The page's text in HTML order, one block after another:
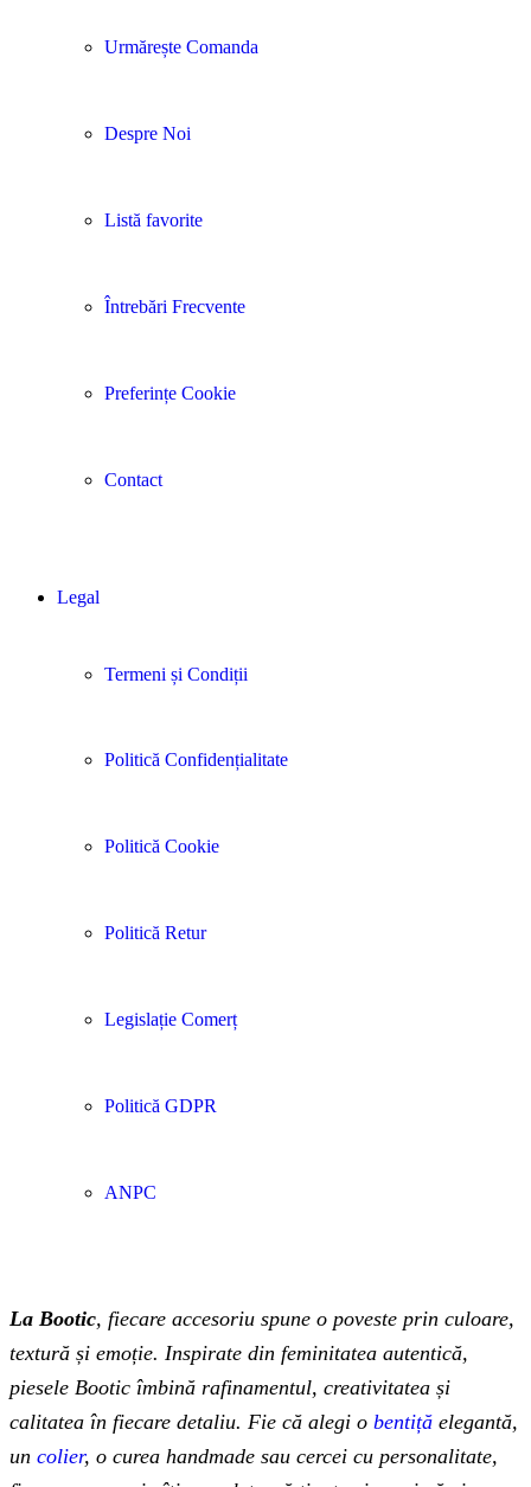
Urmărește Comanda
Despre Noi
Listă favorite
Întrebări Frecvente
Preferințe Cookie
Contact
Legal
Termeni și Condiții
Politică Confidențialitate
Politică Cookie
Politică Retur
Legislație Comerț
Politică GDPR
ANPC
La Bootic, fiecare accesoriu spune o poveste prin culoare,
textură și emoție. Inspirate din feminitatea autentică,
piesele Bootic îmbină rafinamentul, creativitatea și
calitatea în fiecare detaliu. Fie că alegi o bentiță elegantă,
un colier, o curea handmade sau cercei cu personalitate,